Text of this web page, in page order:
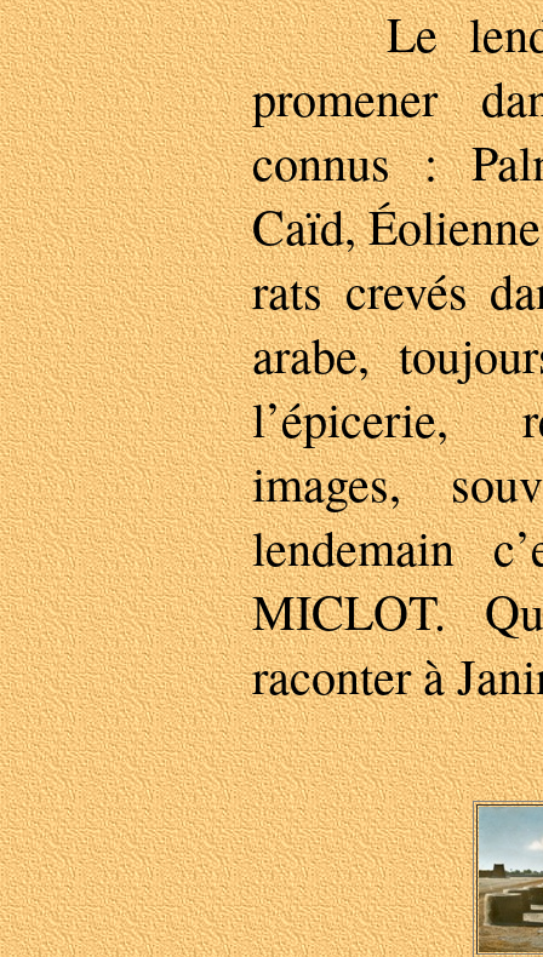
Le
promener
connus :
Caïd,
rats crevés
arabe,
l’épicerie,
images,
lendemain
MICLOT.
raconter à